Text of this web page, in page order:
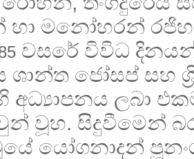
හා මනෝහරන්
වසරේ විවිධ
ශාන්ත ජෝසප් සහ
අධ්‍යාපනය ලබා
වූහ. සිදුවීමෙන්
යෝගනාදන්